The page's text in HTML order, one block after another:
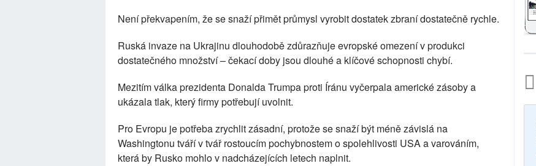
Není překvapením, že se snaží přimět průmysl vyrobit dostatek zbraní dostatečně rychle.
Ruská invaze na Ukrajinu dlouhodobě zdůrazňuje evropské omezení v produkci
dostatečného množství – čekací doby jsou dlouhé a klíčové schopnosti chybí.
Mezitím válka prezidenta Donalda Trumpa proti Íránu vyčerpala americké zásoby a
ukázala tlak, který firmy potřebují uvolnit.
Pro Evropu je potřeba zrychlit zásadní, protože se snaží být méně závislá na
Washingtonu tváří v tvář rostoucím pochybnostem o spolehlivosti USA a varováním,
která by Rusko mohlo v nadcházejících letech naplnit.